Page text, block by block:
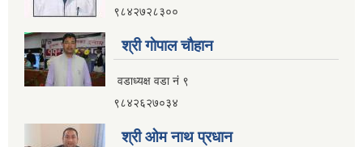
९८४२७२८३००
श्री गाेपाल चाैहान
वडाध्यक्ष वडा नं ९
९८४२६२७०३४
श्री ओम नाथ प्रधान